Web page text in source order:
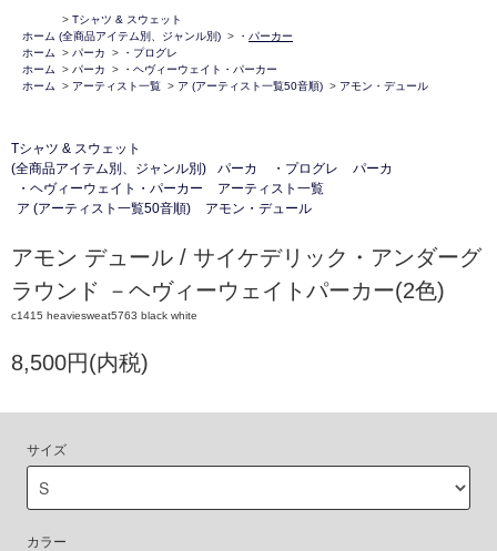
ホーム
> Tシャツ & スウェット
(全商品アイテム別、ジャンル別) > ・ パーカー
ホーム
> パーカ >
・プログレ
ホーム
> パーカ >
・ヘヴィーウェイト・パーカー
ホーム
> アーティスト一覧 > ア (アーティスト一覧50音順) > アモン・デュール
Tシャツ & スウェット
(全商品アイテム別、ジャンル別)
パーカ ・プログレ
パーカ
・ヘヴィーウェイト・パーカー
アーティスト一覧
ア (アーティスト一覧50音順)
アモン・デュール
アモン デュール / サイケデリック・アンダーグ
ラウンド －ヘヴィーウェイトパーカー(2色)
c1415 heaviesweat5763 black white
8,500円(内税)
サイズ
カラー